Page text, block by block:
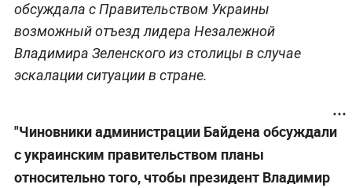
обсуждала с Правительством Украины
возможный отъезд лидера Незалежной
Владимира Зеленского из столицы в случае
эскалации ситуации в стране.
"Чиновники администрации Байдена обсуждали
с украинским правительством планы
относительно того, чтобы президент Владимир